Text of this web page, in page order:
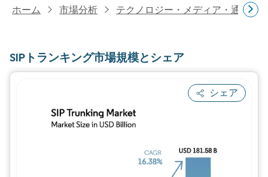
ホーム 市場分析 テクノロジー・メディア・通信研
SIPトランキング市場規模とシェア
シェア